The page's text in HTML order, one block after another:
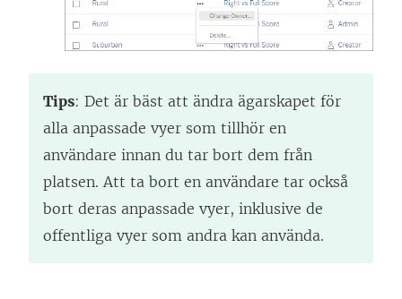
Tips: Det är bäst att ändra ägarskapet för
alla anpassade vyer som tillhör en
användare innan du tar bort dem från
platsen. Att ta bort en användare tar också
bort deras anpassade vyer, inklusive de
offentliga vyer som andra kan använda.